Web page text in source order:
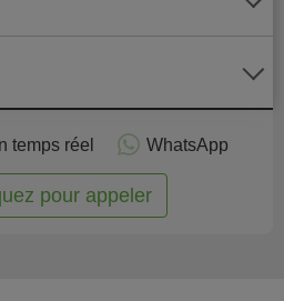
temps réel WhatsApp
pour appeler